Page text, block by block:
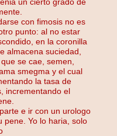
con fimosis no es
punto: al no estar
en la coronilla
almacena suciedad,
se cae, semen,
smegma y el cual
la tasa de
incrementando el
e ir con un urologo
pene. Yo lo haria, solo